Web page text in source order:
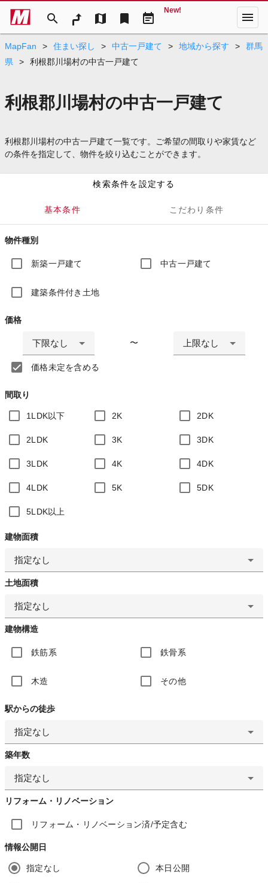
search map bookmark event_note
New! menu
MapFan > 住まい探し > 中古一戸建て > 地域から探す >
群馬
県
> 利根郡川場村の中古一戸建て
利根郡川場村の中古一戸建て
利根郡川場村の中古一戸建て一覧です。ご希望の間取りや家賃など
の条件を指定して、物件を絞り込むことができます。
検索条件を設定する
基本条件 こだわり条件
物件種別
新築一戸建て 中古一戸建て
建築条件付き土地
価格
下限なし 〜 上限なし
価格未定を含める
間取り
1LDK以下 2K 2DK
2LDK 3K 3DK
3LDK 4K 4DK
4LDK 5K 5DK
5LDK以上
建物面積
指定なし
土地面積
指定なし
建物構造
鉄筋系 鉄骨系
木造 その他
駅からの徒歩
指定なし
築年数
指定なし
リフォーム・リノベーション
リフォーム・リノベーション済/予定含む
情報公開日
指定なし 本日公開